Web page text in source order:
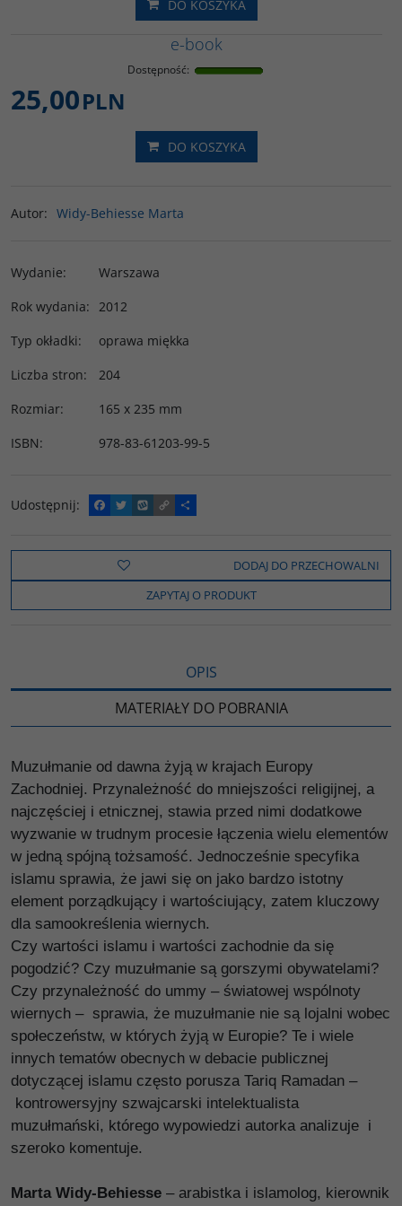
DO KOSZYKA
e-book
Dostępność:
25,00PLN
DO KOSZYKA
Autor: Widy-Behiesse Marta
Wydanie:
Warszawa
Rok wydania: 2012
Typ okładki:
oprawa miękka
Liczba stron:
204
Rozmiar:
165 x 235 mm
ISBN: 978-83-61203-99-5
Udostępnij:
F
a
e
o
k
T
w
t
t
e
W
y
o
C
o
y
i
n
k
P
o
z
e
l
s
DODAJ DO PRZECHOWALNI
ZAPYTAJ O PRODUKT
OPIS
MATERIAŁY DO POBRANIA
Muzułmanie od dawna żyją w krajach Europy
Zachodniej. Przynależność do mniejszości religijnej, a
najczęściej i etnicznej, stawia przed nimi dodatkowe
wyzwanie w trudnym procesie łączenia wielu elementów
w jedną spójną tożsamość. Jednocześnie specyfika
islamu sprawia, że jawi się on jako bardzo istotny
element porządkujący i wartościujący, zatem kluczowy
dla samookreślenia wiernych.
Czy wartości islamu i wartości zachodnie da się
pogodzić? Czy muzułmanie są gorszymi obywatelami?
Czy przynależność do ummy – światowej wspólnoty
wiernych – sprawia, że muzułmanie nie są lojalni wobec
społeczeństw, w których żyją w Europie? Te i wiele
innych tematów obecnych w debacie publicznej
dotyczącej islamu często porusza Tariq Ramadan –
kontrowersyjny szwajcarski intelektualista
muzułmański, którego wypowiedzi autorka analizuje i
szeroko komentuje.
Marta Widy-Behiesse – arabistka i islamolog, kierownik